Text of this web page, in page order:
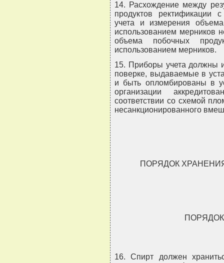
14. Расхождение между
продуктов ректификации
учета и измерения
использованием мерников
объема побочных
использованием мерников.
15. Приборы учета должны
поверке, выдаваемые в
и быть опломбированы в
организации
соответствии со схемой
несанкционированного
ПОРЯДОК
16. Спирт должен